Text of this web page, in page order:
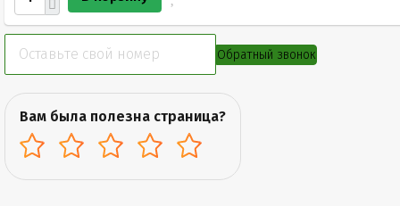
Обратный звонок
Вам была полезна страница?